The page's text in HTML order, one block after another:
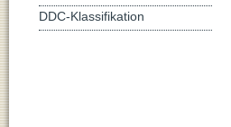
DDC-Klassifikation